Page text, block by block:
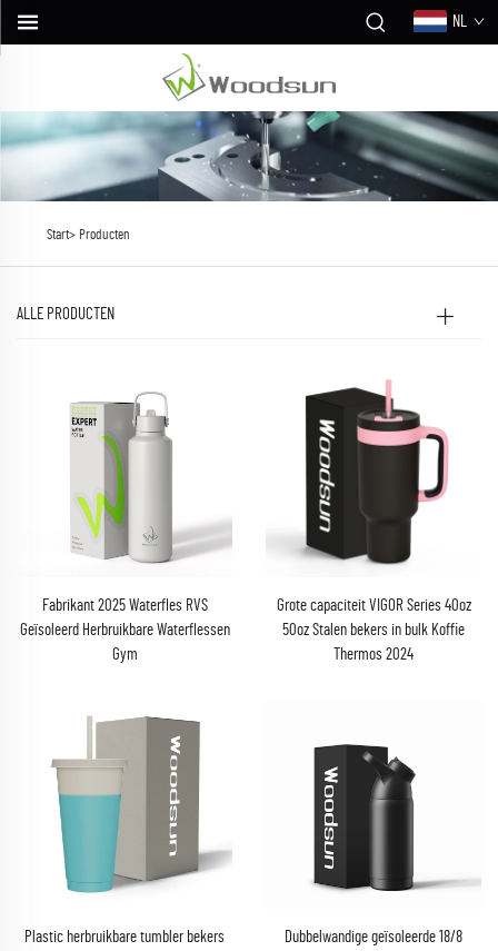
NL
Start> Producten
ALLE PRODUCTEN
Fabrikant 2025 Waterfles RVS
Geïsoleerd Herbruikbare Waterflessen
Gym
Grote capaciteit VIGOR Series 40oz
50oz Stalen bekers in bulk Koffie
Thermos 2024
Plastic herbruikbare tumbler bekers
Dubbelwandige geïsoleerde 18/8